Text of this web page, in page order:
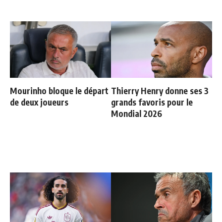
Mourinho bloque le départ
de deux joueurs
Thierry Henry donne ses 3
grands favoris pour le
Mondial 2026